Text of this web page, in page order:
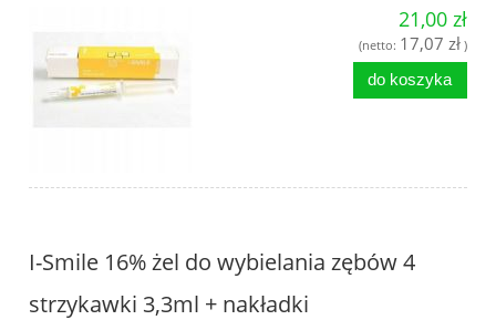
21,00 zł
(netto: 17,07 zł )
do koszyka
I-Smile 16% żel do wybielania zębów 4
strzykawki 3,3ml + nakładki